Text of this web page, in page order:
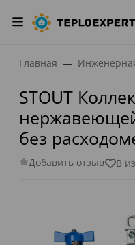
Главная
STOUT
без
Добавить отзыв В